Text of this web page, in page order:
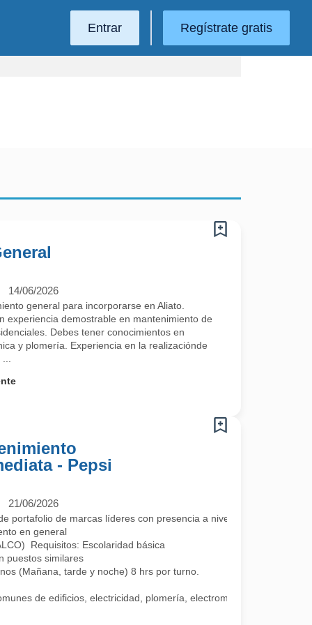
Entrar Regístrate gratis
14/06/2026
general para incorporarse en Aliato.
experiencia demostrable en mantenimiento de
Debes tener conocimientos en
y plomería. Experiencia en la realizaciónde
- Pepsi
21/06/2026
portafolio de marcas líderes con presencia a nivel nacional y más
en general
Requisitos: Escolaridad básica
puestos similares
(Mañana, tarde y noche) 8 hrs por turno.
de edificios, electricidad, plomería, electromecánico, pintura,